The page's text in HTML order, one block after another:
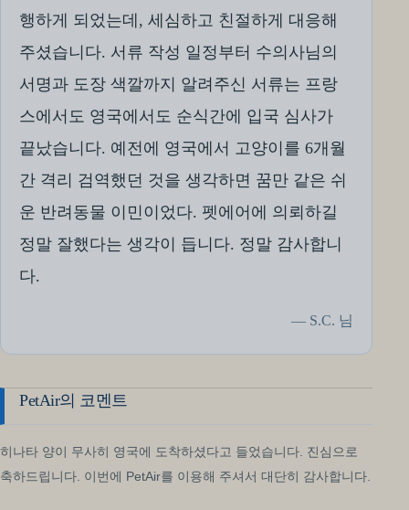
행하게 되었는데, 세심하고 친절하게 대응해
주셨습니다. 서류 작성 일정부터 수의사님의
서명과 도장 색깔까지 알려주신 서류는 프랑
스에서도 영국에서도 순식간에 입국 심사가
끝났습니다. 예전에 영국에서 고양이를 6개월
간 격리 검역했던 것을 생각하면 꿈만 같은 쉬
운 반려동물 이민이었다. 펫에어에 의뢰하길
정말 잘했다는 생각이 듭니다. 정말 감사합니
다.
— S.C. 님
PetAir의 코멘트
히나타 양이 무사히 영국에 도착하셨다고 들었습니다. 진심으로
축하드립니다. 이번에 PetAir를 이용해 주셔서 대단히 감사합니다.